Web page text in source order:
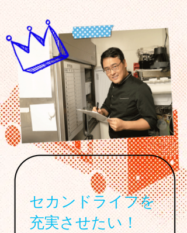
セカンドライフを
​充実させたい！